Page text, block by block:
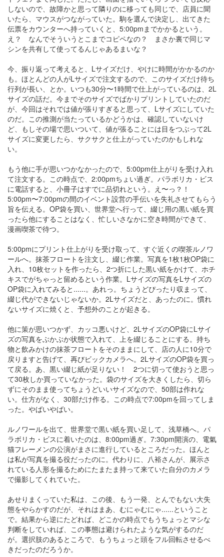
しないので、故障かと思って隣りのに移っても同じで、店員に聞
いたら、マウスがつながっていた。駒を選んで決定し、出てきた
伝票をカウンターへ持っていくと、5:00pmまでかかるという。
え？ なんでそういうとこまでコピペなの？ まさか裏で同じマ
シンを共有して使ってるんじゃあるまいな？
今、振り返って考えると、Lサイズだけ、やけに時間がかかるのか
も。ほとんどの人がLサイズで注文するので、このサイズだけ待ち
行列が長い、とか。いつも30分〜1時間で仕上がっているのは、2L
サイズの話だ。今までそのサイズでばかりプリントしていたのだ
が、今回はそれでは値が張りすぎると思って、Lサイズにしていた
のだ。この推測が当たっているかどうかは、確認していないけ
ど、もしその場で思いついて、値が張ることには目をつぶって2L
サイズに変更したら、サクサクと仕上がっていたのかもしれな
い。
もう他に手が思いつかなかったので、5:00pm仕上がりを受け入れ
て注文する。この時点で、2:00pmちょい過ぎ。パラボリカ・ビス
に電話すると、小冊子はすでに品切れという。え〜っ？！
5:00pm〜7:00pmの間のイベント設営の手伝いを失礼させてもらう
旨を伝える。OP袋を買い、世界堂へ行って、綴じ用の黒い紙を買
ったら他にすることはなく、忙しいさなかに空き時間ができて、
漫画喫茶で待つ。
5:00pmにプリント仕上がりを受け取って、すぐ近くの喫茶ルノワ
ールへ。抹茶フロートを注文し、綴じ作業。写真を1枚1枚OP袋に
入れ、10枚セットを作ったら、2つ折にした黒い紙をかけて、ホチ
キスでがちゃっと留めるという作業。Lサイズの写真をLサイズの
OP袋に入れてみると......。あれっ。ちょうどぴったり収まって、
綴じ代ができないじゃないか。2Lサイズだと、あったのに。慣れ
ないサイズに焼くと、予想外のことが起きる。
他に策が思いつかず、カッコ悪いけど、2LサイズのOP袋にLサイ
ズの写真をぶかぶか状態で入れて、上を綴じることにする。持ち
物と飲みかけの抹茶フロートをそのままにして、店の人に10分で
戻りますと告げて、再びビックカメラへ。2LサイズのOP袋を買っ
て戻る。あ、黒い綴じ紙が足りない！ 2つに切って使おうと思っ
て30枚しか買っていなかった。袋のサイズを大きくしたら、切ら
ずにそのまま使ってちょうどいいサイズなので、50部は作れな
い。仕方がなく、30部だけ作る。この時点で7:00pmを回ってしま
った。やばいやばい。
ルノワールを出て、世界堂で黒い紙を買い足して、浅草橋へ。パ
ラボリカ・ビスに着いたのは、8:00pm過ぎ。7:30pm開演の、電氣
猫フレーメンの公演がまさに進行しているところだった。ほんと
は私が写真を撮る役だったのに。代わりに、八裕さんが、展示さ
れている人形を撮るためにたまたま持って来ていた自分のカメラ
で撮影してくれていた。
あせりまくっていた私は、この後、もう一発、とんでもない大失
態をやらかすのだが、それはまあ、むにゃむにゃ......ということ
で。結果から逆にたどれば、どこかの時点でもうちょっとマシな
判断をしていれば、この事態は避けられたような気がするのだ
が。選択肢のあるところで、もうちょっと頭をフル回転させるべ
きだったのだろうか。